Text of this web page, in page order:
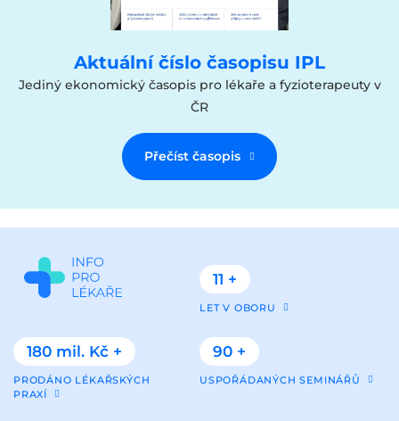
Aktuální číslo časopisu IPL
Jediný ekonomický časopis pro lékaře a fyzioterapeuty v
ČR
Přečíst časopis
11 +
LET V OBORU
180 mil. Kč +
PRODÁNO LÉKAŘSKÝCH
PRAXÍ
90 +
USPOŘÁDANÝCH SEMINÁŘŮ